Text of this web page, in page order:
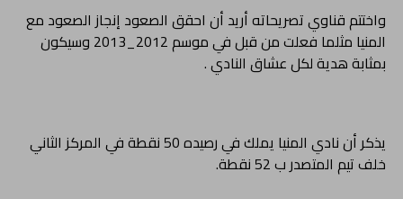
واختتم قناوي تصريحاته أريد أن احقق الصعود إنجاز الصعود مع
المنيا مثلما فعلت من قبل في موسم 2012_2013 وسيكون
بمثابة هدية لكل عشاق النادي .
يذكر أن نادي المنيا يملك في رصيده 50 نقطة في المركز الثاني
خلف تيم المتصدر ب 52 نقطة.